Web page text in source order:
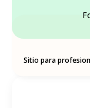
Sitio para